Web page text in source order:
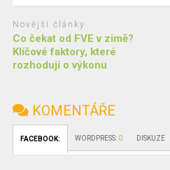
Novější články
Co čekat od FVE v zimě?
Klíčové faktory, které
rozhodují o výkonu
KOMENTÁŘE
FACEBOOK: WORDPRESS: 0 DISKUZE